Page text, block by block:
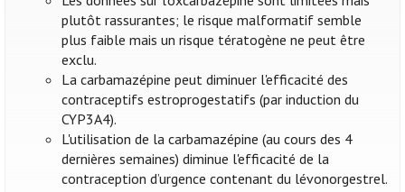
plutôt rassurantes; le risque malformatif semble
plus faible mais un risque tératogène ne peut être
exclu.
La carbamazépine peut diminuer l'efficacité des
contraceptifs estroprogestatifs (par induction du
CYP3A4).
L'utilisation de la carbamazépine (au cours des 4
dernières semaines) diminue l'efficacité de la
contraception d’urgence contenant du lévonorgestrel.